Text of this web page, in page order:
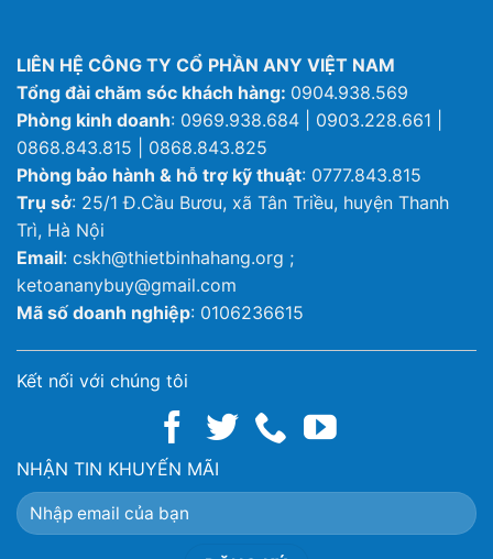
LIÊN HỆ CÔNG TY CỔ PHẦN ANY VIỆT NAM
Tổng đài chăm sóc khách hàng: 0904.938.569
Phòng kinh doanh: 0969.938.684 | 0903.228.661 |
0868.843.815 | 0868.843.825
Phòng bảo hành & hỗ trợ kỹ thuật: 0777.843.815
Trụ sở: 25/1 Đ.Cầu Bươu, xã Tân Triều, huyện Thanh
Trì, Hà Nội
Email: cskh@thietbinhahang.org ;
ketoananybuy@gmail.com
Mã số doanh nghiệp: 0106236615
Kết nối với chúng tôi
NHẬN TIN KHUYẾN MÃI